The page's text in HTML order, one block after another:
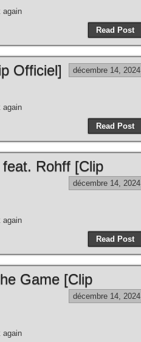
again
Read Post
Officiel] décembre 14, 2024
again
Read Post
Rohff [Clip
décembre 14, 2024
again
Read Post
Game [Clip
décembre 14, 2024
again